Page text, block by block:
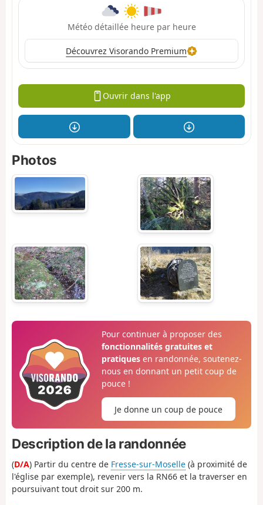
Météo détaillée heure par heure
Découvrez Visorando Premium
Ouvrir dans l'app
Photos
Pour continuer à proposer des
fonctionnalités gratuites et
pratiquesen randonnée, soutenez-
nous en donnant un petit coup de
pouce !
Je donne un coup de pouce
Description de la randonnée
(D/A) Partir du centre de Fresse-sur-Moselle (à proximité de
l'église par exemple), revenir vers la RN66 et la traverser en
poursuivant tout droit sur 200 m.